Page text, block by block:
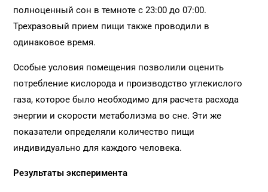
полноценный сон в темноте с 23:00 до 07:00.
Трехразовый прием пищи также проводили в
одинаковое время.
Особые условия помещения позволили оценить
потребление кислорода и производство углекислого
газа, которое было необходимо для расчета расхода
энергии и скорости метаболизма во сне. Эти же
показатели определяли количество пищи
индивидуально для каждого человека.
Результаты эксперимента